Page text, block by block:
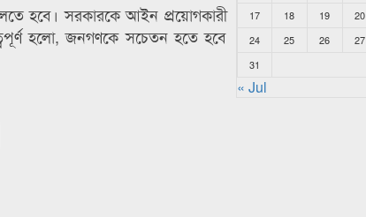
হবে। সরকারকে আইন প্রয়োগকারী
হলো, জনগণকে সচেতন হতে হবে
17
18 19 20
24
25 26 27
31
« Jul